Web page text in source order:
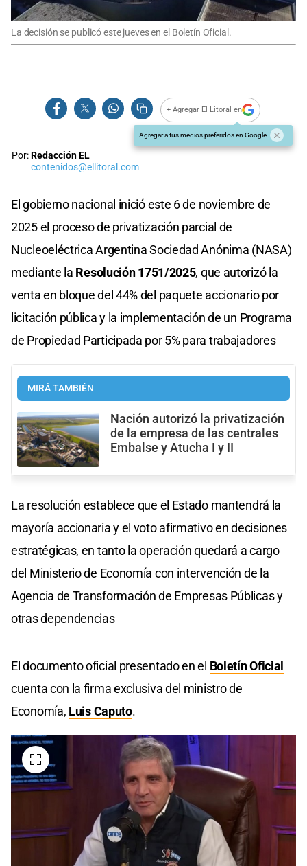
La decisión se publicó este jueves en el Boletín Oficial.
+ Agregar El Litoral en
Agregar a tus medios preferidos en Google
Por:Redacción EL
contenidos@ellitoral.com
El gobierno nacional inició este 6 de noviembre de
2025 el proceso de privatización parcial de
Nucleoeléctrica Argentina Sociedad Anónima (NASA)
mediante la Resolución 1751/2025, que autorizó la
venta en bloque del 44% del paquete accionario por
licitación pública y la implementación de un Programa
de Propiedad Participada por 5% para trabajadores
MIRÁ TAMBIÉN
Nación autorizó la privatización
de la empresa de las centrales
Embalse y Atucha I y II
La resolución establece que el Estado mantendrá la
mayoría accionaria y el voto afirmativo en decisiones
estratégicas, en tanto la operación quedará a cargo
del Ministerio de Economía con intervención de la
Agencia de Transformación de Empresas Públicas y
otras dependencias
El documento oficial presentado en el Boletín Oficial
cuenta con la firma exclusiva del ministro de
Economía, Luis Caputo.